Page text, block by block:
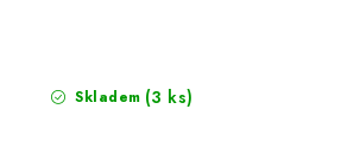
Skladem (3 ks)